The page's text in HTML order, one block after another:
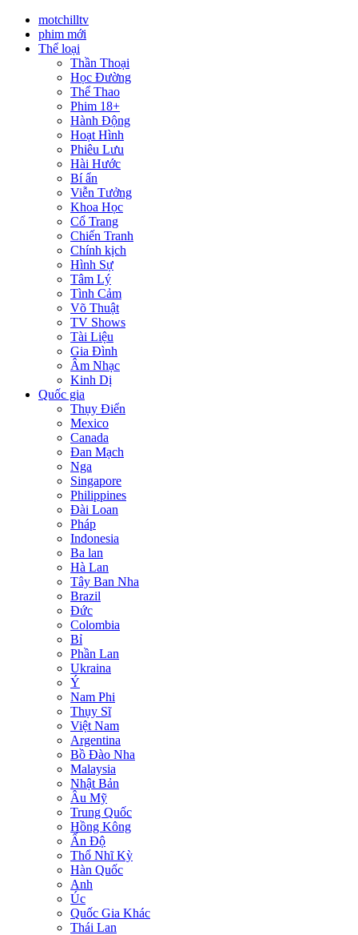
motchilltv
phim mới
Thể loại
Thần Thoại
Học Đường
Thể Thao
Phim 18+
Hành Động
Hoạt Hình
Phiêu Lưu
Hài Hước
Bí ẩn
Viễn Tưởng
Khoa Học
Cổ Trang
Chiến Tranh
Chính kịch
Hình Sự
Tâm Lý
Tình Cảm
Võ Thuật
TV Shows
Tài Liệu
Gia Đình
Âm Nhạc
Kinh Dị
Quốc gia
Thụy Điển
Mexico
Canada
Đan Mạch
Nga
Singapore
Philippines
Đài Loan
Pháp
Indonesia
Ba lan
Hà Lan
Tây Ban Nha
Brazil
Đức
Colombia
Bỉ
Phần Lan
Ukraina
Ý
Nam Phi
Thụy Sĩ
Việt Nam
Argentina
Bồ Đào Nha
Malaysia
Nhật Bản
Âu Mỹ
Trung Quốc
Hồng Kông
Ấn Độ
Thổ Nhĩ Kỳ
Hàn Quốc
Anh
Úc
Quốc Gia Khác
Thái Lan